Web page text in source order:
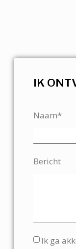
IK
Naam*
Bericht
Ik ga